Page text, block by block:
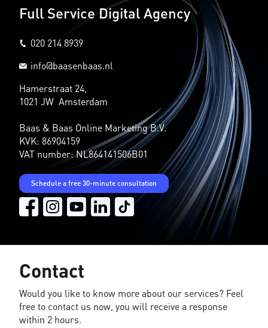
Full Service Digital Agency
020 214 8939
info@baasenbaas.nl
Hamerstraat 24,
1021 JW Amsterdam
Baas & Baas Online Marketing B.V.
KVK: 86904159
VAT number: NL864141506B01
Schedule a free 30-minute consultation
Contact
Would you like to know more about our services? Feel
free to contact us now, you will receive a response
within 2 hours.